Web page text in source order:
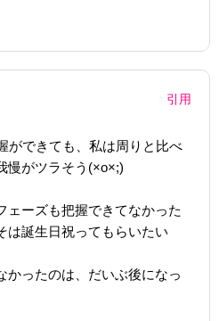
引用
ができても、私は周りと比べ
慢がツラそう(×o×;)
ェーズも把握できてなかった
は誕生日祝ってもらいたい
かったのは、だいぶ後になっ